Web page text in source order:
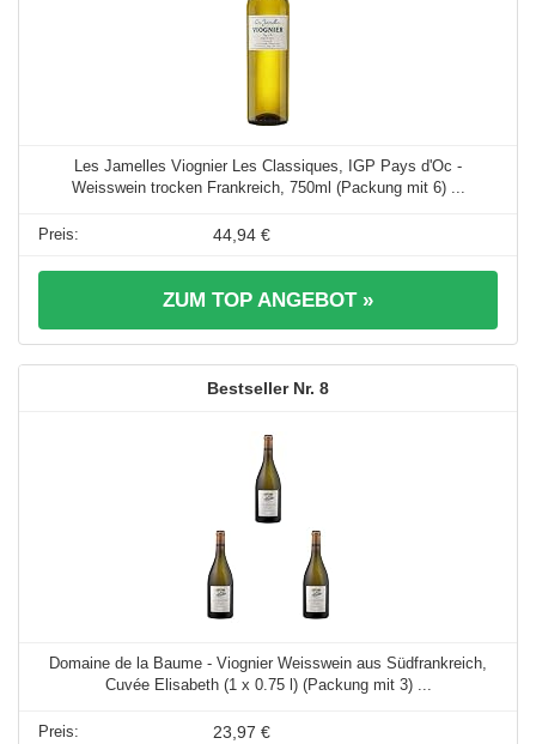
Les Jamelles Viognier Les Classiques, IGP Pays d'Oc -
Weisswein trocken Frankreich, 750ml (Packung mit 6) ...
44,94 €
ZUM TOP ANGEBOT »
8
Domaine de la Baume - Viognier Weisswein aus Südfrankreich,
Cuvée Elisabeth (1 x 0.75 l) (Packung mit 3) ...
23,97 €